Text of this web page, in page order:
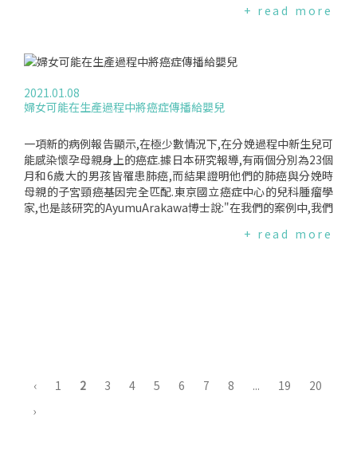
幾年陸續接獲多起痛痛女孩的申訴,其中不只青少女,也有成年女
痛,不斷地就醫、吃藥、打針,無法正常上學、外出,心情也變得
必須時刻陪伴.也有女孩擔心自己的病痛影響家中經濟,成熟地令
人心疼.這麼多人有類似的經歷真的只是巧合？讓我們不寒而慄
現不舒服的症狀時,家長大多以為是成長痛或運動傷害,帶著孩子
到國術館、中醫、小兒科等地方治療,花費了許多時間精力和金
錢,症狀卻不見緩解.當情況越來越嚴重影響生活與就學時,才發
覺情況比想像的嚴重,尋求其他醫療照護與資訊時,驚覺一切可能
跟疫苗有關,卻可能因為這樣錯失了治療與診斷的時機.當我們研
地都有相似的情況,女孩們無法得到適切的醫療照護,政府單位也
況跟HPV疫苗無關,不予救濟.家長們無法理解、無法認同這樣的
一審時,法院著重受害救濟制度的"從寬認定"精神,判決痛痛女孩
+ read more
2021.01.08
婦女可能在生產過程中將癌症傳播給嬰兒
一項新的病例報告顯示,在極少數情況下,在分娩過程中新生兒可
能感染懷孕母親身上的癌症.據日本研究報導,有兩個分別為23個
月和6歲大的男孩皆罹患肺癌,而結果證明他們的肺癌與分娩時
母親的子宮頸癌基因完全匹配.東京國立癌症中心的兒科腫瘤學
家,也是該研究的AyumuArakawa博士說:"在我們的案例中,我們
瘤污染的陰道液體才導致的."研究人員指出,母親傳染癌症給孩
經由陰道感染,而非胎盤這名23個月大的男孩是因為咳嗽兩個星
肺癌.而他的母親是在嬰兒出生三個月後被診斷出患有子宮頸癌
+ read more
‹ 1 2 3 4 5 6 7 8 ... 19
20
›